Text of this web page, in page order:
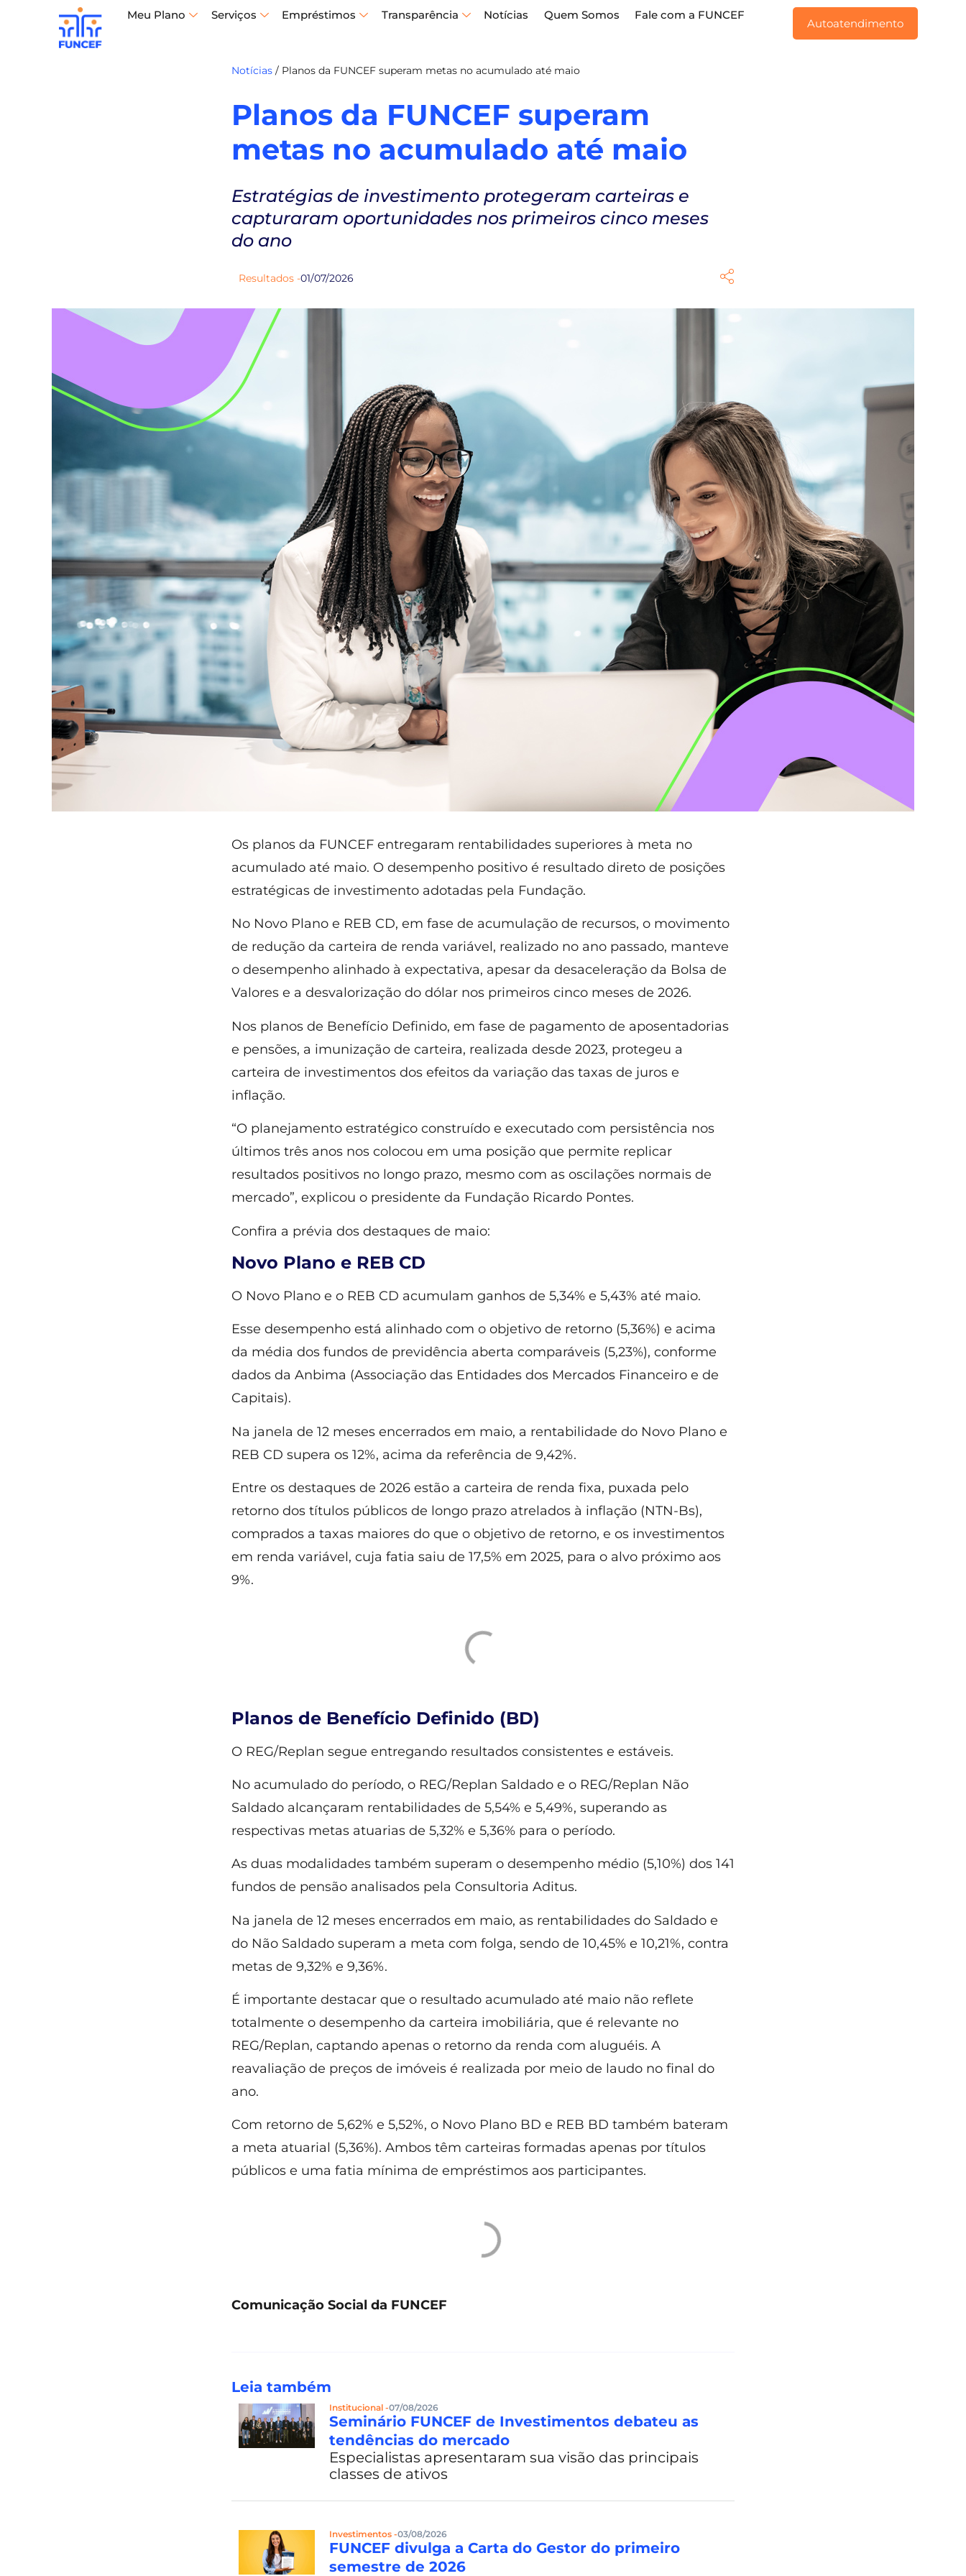
Meu Plano Serviços Empréstimos Transparência Notícias Quem Somos Fale com a FUNCEF
Autoatendimento
Notícias / Planos da FUNCEF superam metas no acumulado até maio
Planos da FUNCEF superam
metas no acumulado até maio
Estratégias de investimento protegeram carteiras e
capturaram oportunidades nos primeiros cinco meses
do ano
Resultados -01/07/2026
Os planos da FUNCEF entregaram rentabilidades superiores à meta no
acumulado até maio. O desempenho positivo é resultado direto de posições
estratégicas de investimento adotadas pela Fundação.
No Novo Plano e REB CD, em fase de acumulação de recursos, o movimento
de redução da carteira de renda variável, realizado no ano passado, manteve
o desempenho alinhado à expectativa, apesar da desaceleração da Bolsa de
Valores e a desvalorização do dólar nos primeiros cinco meses de 2026.
Nos planos de Benefício Definido, em fase de pagamento de aposentadorias
e pensões, a imunização de carteira, realizada desde 2023, protegeu a
carteira de investimentos dos efeitos da variação das taxas de juros e
inflação.
“O planejamento estratégico construído e executado com persistência nos
últimos três anos nos colocou em uma posição que permite replicar
resultados positivos no longo prazo, mesmo com as oscilações normais de
mercado”, explicou o presidente da Fundação Ricardo Pontes.
Confira a prévia dos destaques de maio:
Novo Plano e REB CD
O Novo Plano e o REB CD acumulam ganhos de 5,34% e 5,43% até maio.
Esse desempenho está alinhado com o objetivo de retorno (5,36%) e acima
da média dos fundos de previdência aberta comparáveis (5,23%), conforme
dados da Anbima (Associação das Entidades dos Mercados Financeiro e de
Capitais).
Na janela de 12 meses encerrados em maio, a rentabilidade do Novo Plano e
REB CD supera os 12%, acima da referência de 9,42%.
Entre os destaques de 2026 estão a carteira de renda fixa, puxada pelo
retorno dos títulos públicos de longo prazo atrelados à inflação (NTN-Bs),
comprados a taxas maiores do que o objetivo de retorno, e os investimentos
em renda variável, cuja fatia saiu de 17,5% em 2025, para o alvo próximo aos
9%.
Planos de Benefício Definido (BD)
O REG/Replan segue entregando resultados consistentes e estáveis.
No acumulado do período, o REG/Replan Saldado e o REG/Replan Não
Saldado alcançaram rentabilidades de 5,54% e 5,49%, superando as
respectivas metas atuarias de 5,32% e 5,36% para o período.
As duas modalidades também superam o desempenho médio (5,10%) dos 141
fundos de pensão analisados pela Consultoria Aditus.
Na janela de 12 meses encerrados em maio, as rentabilidades do Saldado e
do Não Saldado superam a meta com folga, sendo de 10,45% e 10,21%, contra
metas de 9,32% e 9,36%.
É importante destacar que o resultado acumulado até maio não reflete
totalmente o desempenho da carteira imobiliária, que é relevante no
REG/Replan, captando apenas o retorno da renda com aluguéis. A
reavaliação de preços de imóveis é realizada por meio de laudo no final do
ano.
Com retorno de 5,62% e 5,52%, o Novo Plano BD e REB BD também bateram
a meta atuarial (5,36%). Ambos têm carteiras formadas apenas por títulos
públicos e uma fatia mínima de empréstimos aos participantes.
Comunicação Social da FUNCEF
Leia também
Institucional -07/08/2026
Seminário FUNCEF de Investimentos debateu as
tendências do mercado
Especialistas apresentaram sua visão das principais
classes de ativos
Investimentos -03/08/2026
FUNCEF divulga a Carta do Gestor do primeiro
semestre de 2026